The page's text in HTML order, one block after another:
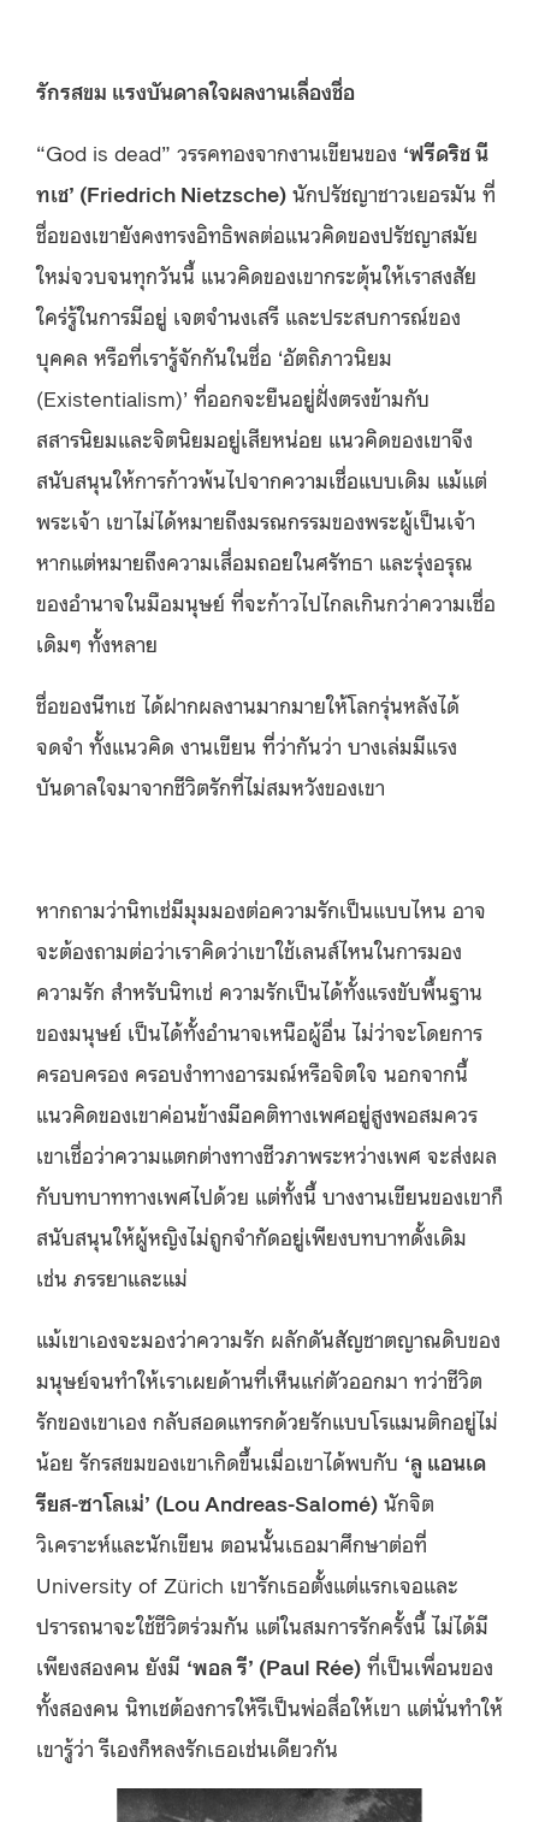
รักรสขม แรงบันดาลใจผลงานเลื่องชื่อ
“God is dead” วรรคทองจากงานเขียนของ ‘ฟรีดริช นี
ทเช’ (Friedrich Nietzsche) นักปรัชญาชาวเยอรมัน ที่
ชื่อของเขายังคงทรงอิทธิพลต่อแนวคิดของปรัชญาสมัย
ใหม่จวบจนทุกวันนี้ แนวคิดของเขากระตุ้นให้เราสงสัย
ใคร่รู้ในการมีอยู่ เจตจำนงเสรี และประสบการณ์ของ
บุคคล หรือที่เรารู้จักกันในชื่อ ‘อัตถิภาวนิยม
(Existentialism)’ ที่ออกจะยืนอยู่ฝั่งตรงข้ามกับ
สสารนิยมและจิตนิยมอยู่เสียหน่อย แนวคิดของเขาจึง
สนับสนุนให้การก้าวพ้นไปจากความเชื่อแบบเดิม แม้แต่
พระเจ้า เขาไม่ได้หมายถึงมรณกรรมของพระผู้เป็นเจ้า
หากแต่หมายถึงความเสื่อมถอยในศรัทธา และรุ่งอรุณ
ของอำนาจในมือมนุษย์ ที่จะก้าวไปไกลเกินกว่าความเชื่อ
เดิมๆ ทั้งหลาย
ชื่อของนีทเช ได้ฝากผลงานมากมายให้โลกรุ่นหลังได้
จดจำ ทั้งแนวคิด งานเขียน ที่ว่ากันว่า บางเล่มมีแรง
บันดาลใจมาจากชีวิตรักที่ไม่สมหวังของเขา
หากถามว่านิทเช่มีมุมมองต่อความรักเป็นแบบไหน อาจ
จะต้องถามต่อว่าเราคิดว่าเขาใช้เลนส์ไหนในการมอง
ความรัก สำหรับนิทเช่ ความรักเป็นได้ทั้งแรงขับพื้นฐาน
ของมนุษย์ เป็นได้ทั้งอำนาจเหนือผู้อื่น ไม่ว่าจะโดยการ
ครอบครอง ครอบงำทางอารมณ์หรือจิตใจ นอกจากนี้
แนวคิดของเขาค่อนข้างมีอคติทางเพศอยู่สูงพอสมควร
เขาเชื่อว่าความแตกต่างทางชีวภาพระหว่างเพศ จะส่งผล
กับบทบาททางเพศไปด้วย แต่ทั้งนี้ บางงานเขียนของเขาก็
สนับสนุนให้ผู้หญิงไม่ถูกจำกัดอยู่เพียงบทบาทดั้งเดิม
เช่น ภรรยาและแม่
แม้เขาเองจะมองว่าความรัก ผลักดันสัญชาตญาณดิบของ
มนุษย์จนทำให้เราเผยด้านที่เห็นแก่ตัวออกมา ทว่าชีวิต
รักของเขาเอง กลับสอดแทรกด้วยรักแบบโรแมนติกอยู่ไม่
น้อย รักรสขมของเขาเกิดขึ้นเมื่อเขาได้พบกับ ‘ลู แอนเด
รียส-ซาโลเม่’ (Lou Andreas-Salomé) นักจิต
วิเคราะห์และนักเขียน ตอนนั้นเธอมาศึกษาต่อที่
University of Zürich เขารักเธอตั้งแต่แรกเจอและ
ปรารถนาจะใช้ชีวิตร่วมกัน แต่ในสมการรักครั้งนี้ ไม่ได้มี
เพียงสองคน ยังมี ‘พอล รี’ (Paul Rée) ที่เป็นเพื่อนของ
ทั้งสองคน นิทเชต้องการให้รีเป็นพ่อสื่อให้เขา แต่นั่นทำให้
เขารู้ว่า รีเองก็หลงรักเธอเช่นเดียวกัน